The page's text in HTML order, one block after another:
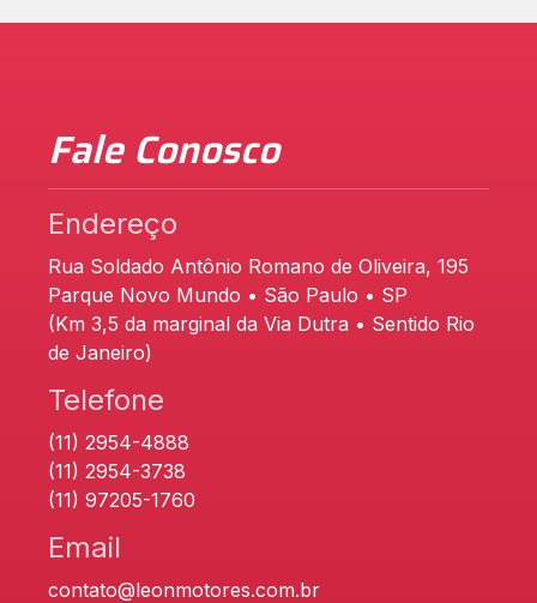
Fale Conosco
Endereço
Rua Soldado Antônio Romano de Oliveira, 195
Parque Novo Mundo • São Paulo • SP
(Km 3,5 da marginal da Via Dutra • Sentido Rio
de Janeiro)
Telefone
(11) 2954-4888
(11) 2954-3738
(11) 97205-1760
Email
contato@leonmotores.com.br